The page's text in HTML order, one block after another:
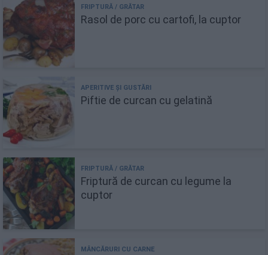
Rasol de porc cu cartofi, la cuptor
Piftie de curcan cu gelatină
Friptură de curcan cu legume la
cuptor